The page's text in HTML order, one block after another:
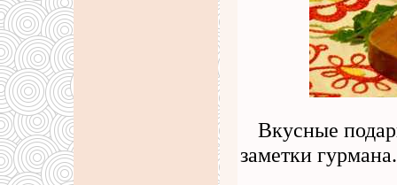
Вкусные
заметки гурмана.